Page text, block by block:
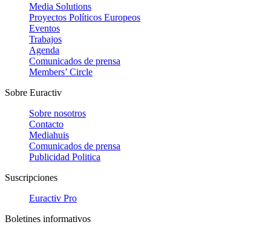
Media Solutions
Proyectos Políticos Europeos
Eventos
Trabajos
Agenda
Comunicados de prensa
Members’ Circle
Sobre Euractiv
Sobre nosotros
Contacto
Mediahuis
Comunicados de prensa
Publicidad Politica
Suscripciones
Euractiv Pro
Boletines informativos